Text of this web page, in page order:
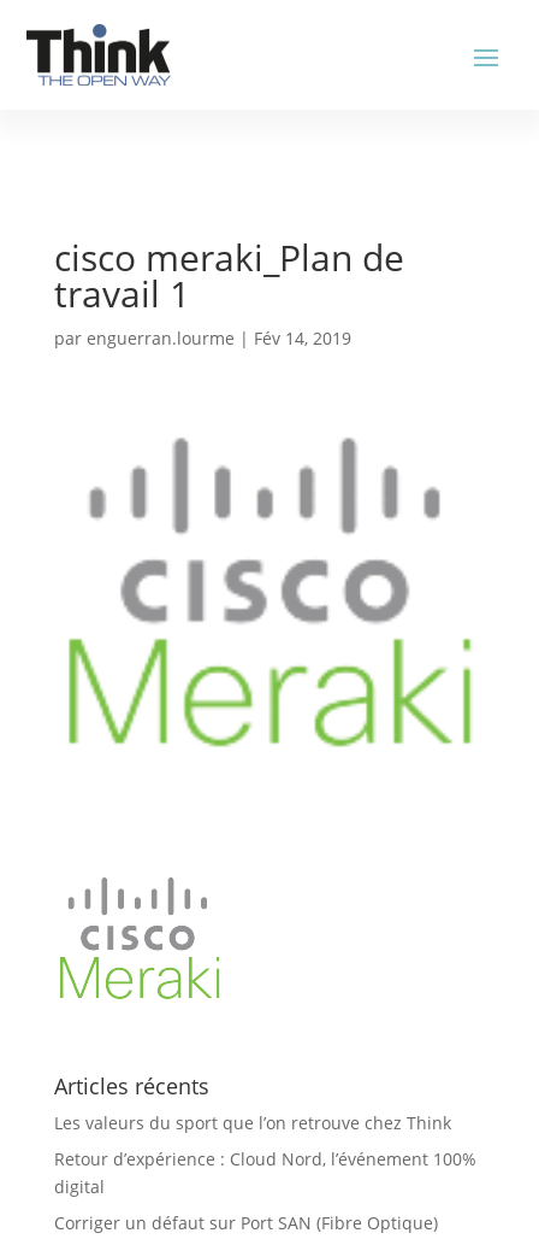
cisco meraki_Plan de
travail 1
par enguerran.lourme | Fév 14, 2019
Articles récents
Les valeurs du sport que l’on retrouve chez Think
Retour d’expérience : Cloud Nord, l’événement 100%
digital
Corriger un défaut sur Port SAN (Fibre Optique)